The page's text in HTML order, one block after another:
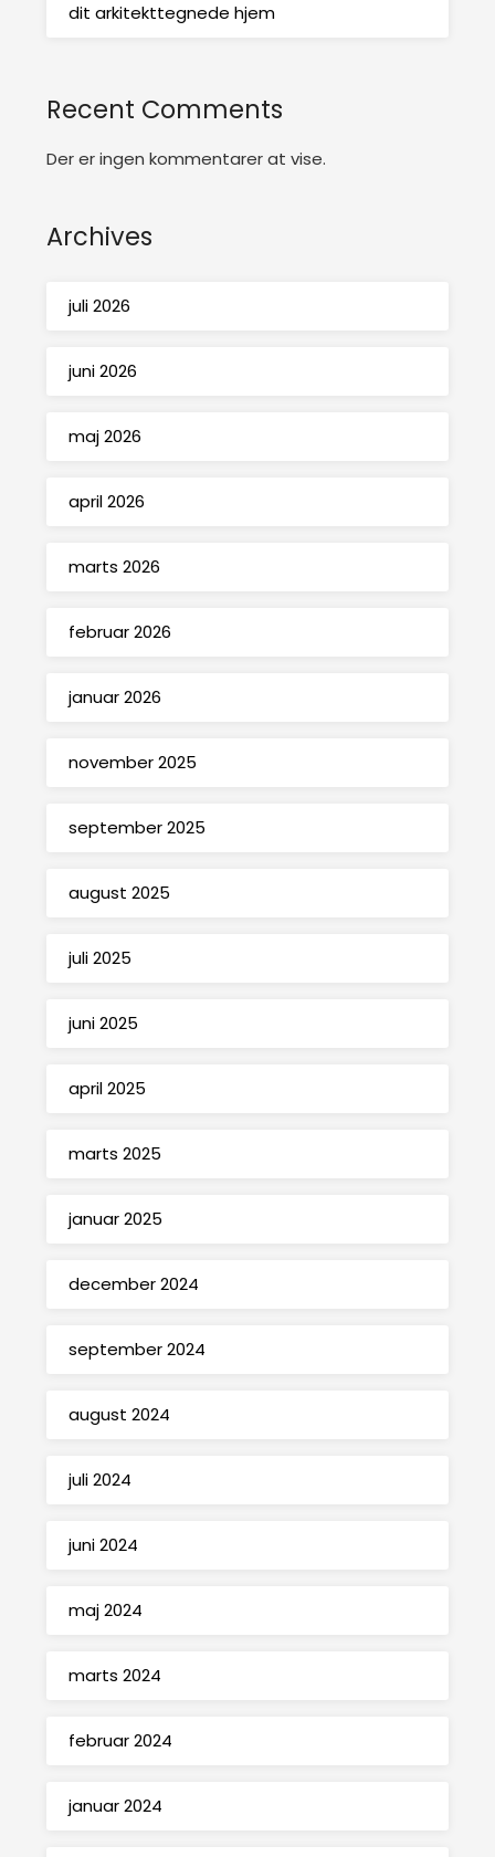
dit arkitekttegnede hjem
Recent Comments
Der er ingen kommentarer at vise.
Archives
juli 2026
juni 2026
maj 2026
april 2026
marts 2026
februar 2026
januar 2026
november 2025
september 2025
august 2025
juli 2025
juni 2025
april 2025
marts 2025
januar 2025
december 2024
september 2024
august 2024
juli 2024
juni 2024
maj 2024
marts 2024
februar 2024
januar 2024